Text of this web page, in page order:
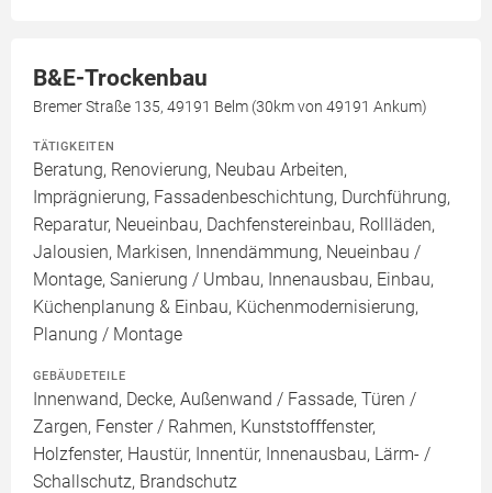
B&E-Trockenbau
Bremer Straße 135, 49191 Belm (30km von 49191 Ankum)
TÄTIGKEITEN
Beratung, Renovierung, Neubau Arbeiten,
Imprägnierung, Fassadenbeschichtung, Durchführung,
Reparatur, Neueinbau, Dachfenstereinbau, Rollläden,
Jalousien, Markisen, Innendämmung, Neueinbau /
Montage, Sanierung / Umbau, Innenausbau, Einbau,
Küchenplanung & Einbau, Küchenmodernisierung,
Planung / Montage
GEBÄUDETEILE
Innenwand, Decke, Außenwand / Fassade, Türen /
Zargen, Fenster / Rahmen, Kunststofffenster,
Holzfenster, Haustür, Innentür, Innenausbau, Lärm- /
Schallschutz, Brandschutz